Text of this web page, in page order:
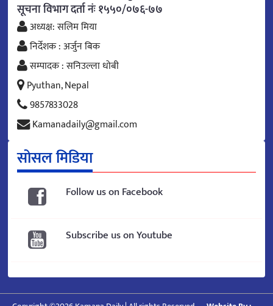
सूचना विभाग दर्ता नंः १५५०/०७६-७७
अध्यक्ष: सलिम मिया
निर्देशक : अर्जुन बिक
सम्पादक : सनिउल्ला धोबी
Pyuthan, Nepal
9857833028
Kamanadaily@gmail.com
सोसल मिडिया
Follow us on Facebook
Subscribe us on Youtube